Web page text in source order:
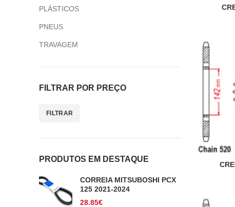
PLÁSTICOS
PNEUS
TRAVAGEM
FILTRAR POR PREÇO
FILTRAR
PRODUTOS EM DESTAQUE
CORREIA MITSUBOSHI PCX
125 2021-2024
28.85€